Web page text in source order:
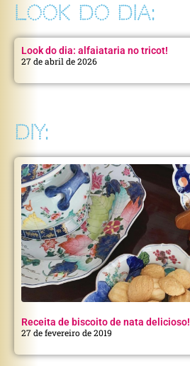
LOOK DO DIA:
Look do dia: alfaiataria no tricot!
27 de abril de 2026
DIY:
Receita de biscoito de nata delicioso!
27 de fevereiro de 2019